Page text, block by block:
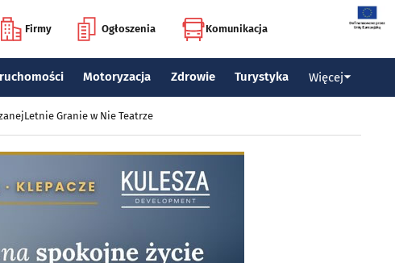
Firmy Ogłoszenia Komunikacja
Motoryzacja Zdrowie Turystyka Więcej
Letnie Granie w Nie Teatrze